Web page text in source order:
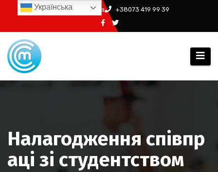
Перейти
вмісту
info@ssm.in.ua +38073 419 99 39
Налагодження співпр
аці зі студентством
Українська